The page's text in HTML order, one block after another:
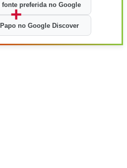
fonte preferida no Google
+
no Google Discover